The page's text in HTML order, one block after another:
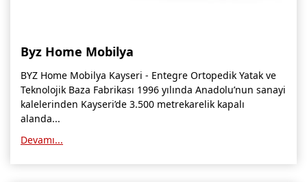
Byz Home Mobilya
BYZ Home Mobilya Kayseri - Entegre Ortopedik Yatak ve
Teknolojik Baza Fabrikası 1996 yılında Anadolu’nun sanayi
kalelerinden Kayseri’de 3.500 metrekarelik kapalı
alanda...
Devamı...